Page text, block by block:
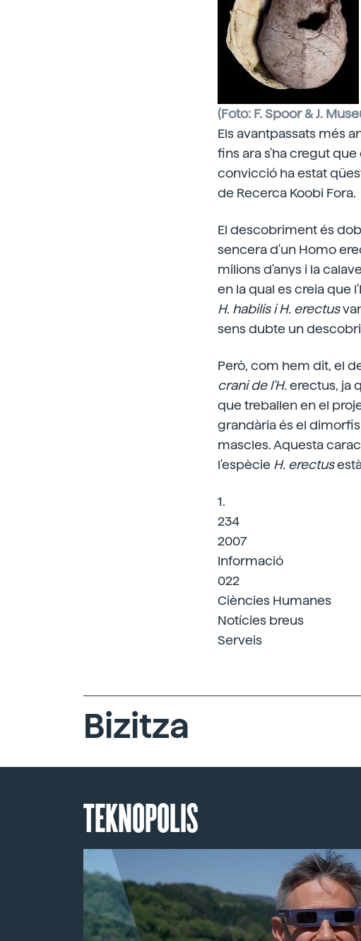
(Foto: F. Spoor & J.
Els avantpassats més
fins ara s'ha cregut
convicció ha estat
de Recerca Koobi Fora.
El descobriment és
sencera d'un Homo
milions d'anys i la
en la qual es creia que
H. habilisi H. erectus
sens dubte un
Però, com hem dit, el
crani de l'H.erectus, ja
que treballen en el
grandària és el
mascles. Aquesta
l'espècie H. erectus
1.
234
2007
Informació
022
Ciències Humanes
Notícies breus
Serveis
Bizitza
TEKNOPOLIS